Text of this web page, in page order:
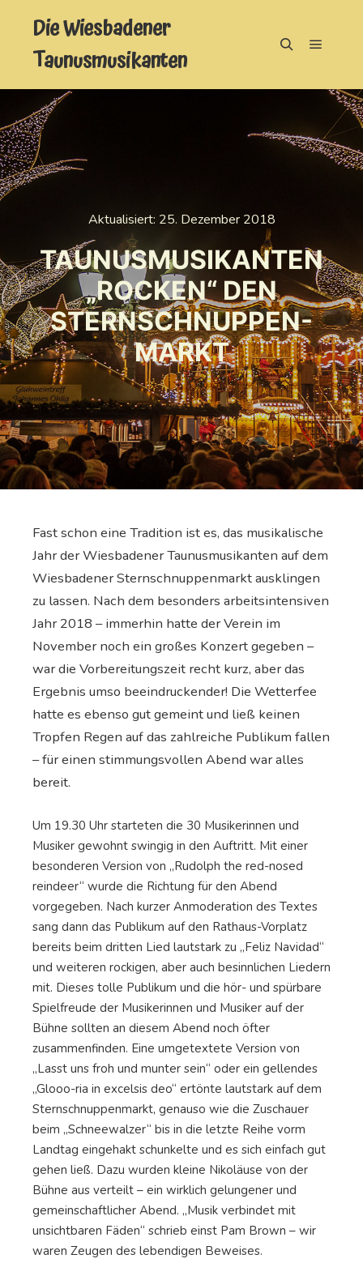
Die Wiesbadener
Taunusmusikanten
Aktualisiert: 25. Dezember 2018
TAUNUSMUSIKANTEN
„ROCKEN“ DEN
STERNSCHNUPPEN-
MARKT
Fast schon eine Tradition ist es, das musikalische
Jahr der Wiesbadener Taunusmusikanten auf dem
Wiesbadener Sternschnuppenmarkt ausklingen
zu lassen. Nach dem besonders arbeitsintensiven
Jahr 2018 – immerhin hatte der Verein im
November noch ein großes Konzert gegeben –
war die Vorbereitungszeit recht kurz, aber das
Ergebnis umso beeindruckender! Die Wetterfee
hatte es ebenso gut gemeint und ließ keinen
Tropfen Regen auf das zahlreiche Publikum fallen
– für einen stimmungsvollen Abend war alles
bereit.
Um 19.30 Uhr starteten die 30 Musikerinnen und
Musiker gewohnt swingig in den Auftritt. Mit einer
besonderen Version von „Rudolph the red-nosed
reindeer“ wurde die Richtung für den Abend
vorgegeben. Nach kurzer Anmoderation des Textes
sang dann das Publikum auf den Rathaus-Vorplatz
bereits beim dritten Lied lautstark zu „Feliz Navidad“
und weiteren rockigen, aber auch besinnlichen Liedern
mit. Dieses tolle Publikum und die hör- und spürbare
Spielfreude der Musikerinnen und Musiker auf der
Bühne sollten an diesem Abend noch öfter
zusammenfinden. Eine umgetextete Version von
„Lasst uns froh und munter sein“ oder ein gellendes
„Glooo-ria in excelsis deo“ ertönte lautstark auf dem
Sternschnuppenmarkt, genauso wie die Zuschauer
beim „Schneewalzer“ bis in die letzte Reihe vorm
Landtag eingehakt schunkelte und es sich einfach gut
gehen ließ. Dazu wurden kleine Nikoläuse von der
Bühne aus verteilt – ein wirklich gelungener und
gemeinschaftlicher Abend. „Musik verbindet mit
unsichtbaren Fäden“ schrieb einst Pam Brown – wir
waren Zeugen des lebendigen Beweises.